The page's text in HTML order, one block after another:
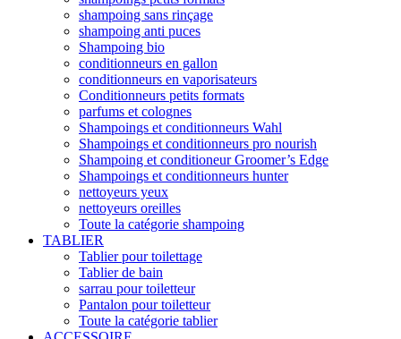
shampoing sans rinçage
shampoing anti puces
Shampoing bio
conditionneurs en gallon
conditionneurs en vaporisateurs
Conditionneurs petits formats
parfums et colognes
Shampoings et conditionneurs Wahl
Shampoings et conditionneurs pro nourish
Shampoing et conditioneur Groomer’s Edge
Shampoings et conditionneurs hunter
nettoyeurs yeux
nettoyeurs oreilles
Toute la catégorie shampoing
TABLIER
Tablier pour toilettage
Tablier de bain
sarrau pour toiletteur
Pantalon pour toiletteur
Toute la catégorie tablier